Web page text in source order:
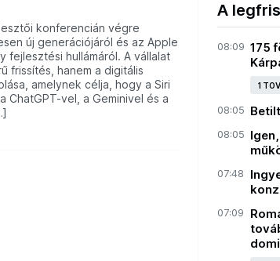
konferencián végre
új generációjáról és az Apple
hullámáról. A vállalat
frissítés, hanem a digitális
amelynek célja, hogy a Siri
vel, a Geminivel és a
A
08:09 175
1
08:05
08:05
07:48
07:09